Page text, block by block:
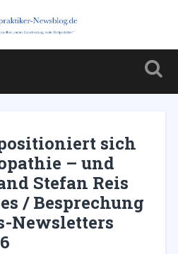
– und über die Kampagne
sie
sich
– und
Stefan Reis
/ Besprechung
Newsletters